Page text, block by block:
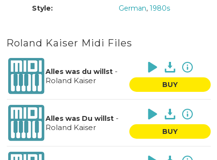
Style:
German, 1980s
Roland Kaiser Midi Files
Alles was du willst-
Roland Kaiser
BUY
Alles was Du willst-
Roland Kaiser
BUY